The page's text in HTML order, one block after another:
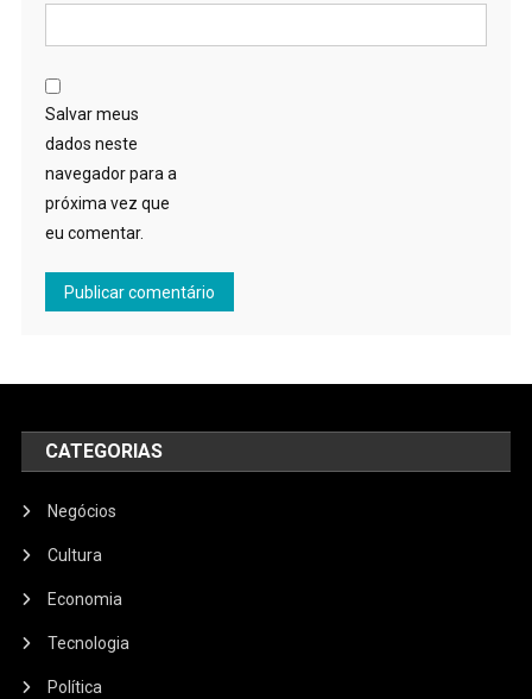
Salvar meus
dados neste
navegador para a
próxima vez que
eu comentar.
CATEGORIAS
Negócios
Cultura
Economia
Tecnologia
Política